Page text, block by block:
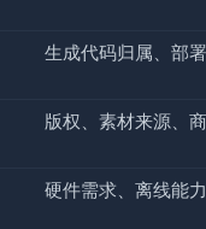
生成代码归属、部
版权、素材来源、
硬件需求、离线能